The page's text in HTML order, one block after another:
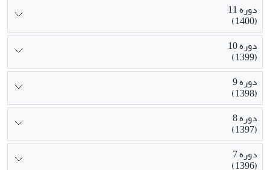
دوره 11
(1400)
دوره 10
(1399)
دوره 9
(1398)
دوره 8
(1397)
دوره 7
(1396)